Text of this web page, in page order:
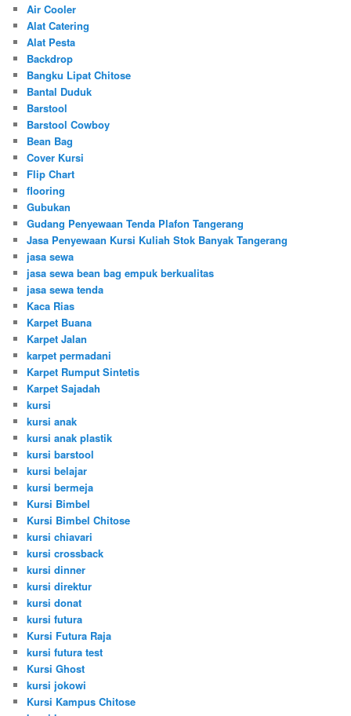
Air Cooler
Alat Catering
Alat Pesta
Backdrop
Bangku Lipat Chitose
Bantal Duduk
Barstool
Barstool Cowboy
Bean Bag
Cover Kursi
Flip Chart
flooring
Gubukan
Gudang Penyewaan Tenda Plafon Tangerang
Jasa Penyewaan Kursi Kuliah Stok Banyak Tangerang
jasa sewa
jasa sewa bean bag empuk berkualitas
jasa sewa tenda
Kaca Rias
Karpet Buana
Karpet Jalan
karpet permadani
Karpet Rumput Sintetis
Karpet Sajadah
kursi
kursi anak
kursi anak plastik
kursi barstool
kursi belajar
kursi bermeja
Kursi Bimbel
Kursi Bimbel Chitose
kursi chiavari
kursi crossback
kursi dinner
kursi direktur
kursi donat
kursi futura
Kursi Futura Raja
kursi futura test
Kursi Ghost
kursi jokowi
Kursi Kampus Chitose